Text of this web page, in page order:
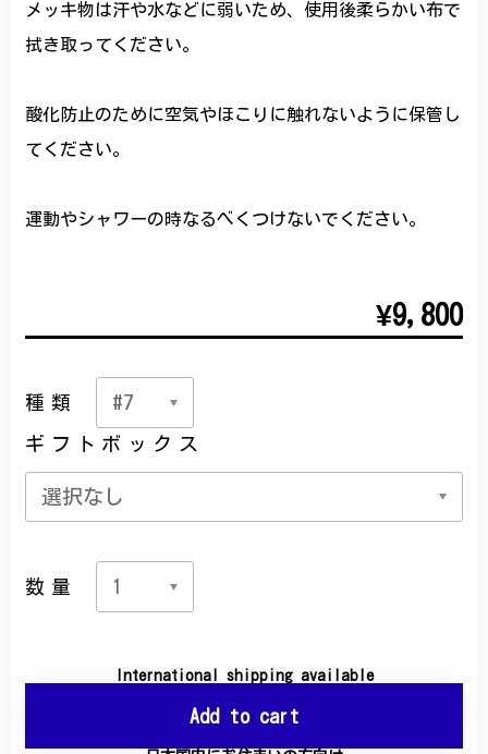
メッキ物は汗や水などに弱いため、使用後柔らかい布で
拭き取ってください。
酸化防止のために空気やほこりに触れないように保管し
てください。
運動やシャワーの時なるべくつけないでください。
¥9,800
種類
ギフトボックス
数量
International shipping available
Add to cart